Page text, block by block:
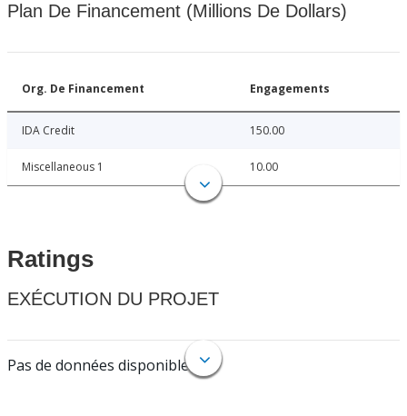
Plan De Financement (Millions De Dollars)
Org. De Financement Engagements
IDA Credit 150.00
Miscellaneous 1 10.00
Ratings
EXÉCUTION DU PROJET
Pas de données disponibles.